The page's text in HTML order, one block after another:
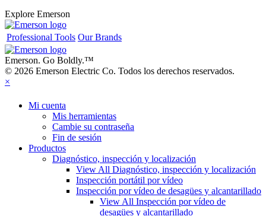
Explore Emerson
Professional Tools Our Brands
Emerson. Go Boldly.™
© 2026 Emerson Electric Co. Todos los derechos reservados.
×
Mi cuenta
Mis herramientas
Cambie su contraseña
Fin de sesión
Productos
Diagnóstico, inspección y localización
View All Diagnóstico, inspección y localización
Inspección portátil por vídeo
Inspección por vídeo de desagües y alcantarillado
View All Inspección por vídeo de
desagües y alcantarillado